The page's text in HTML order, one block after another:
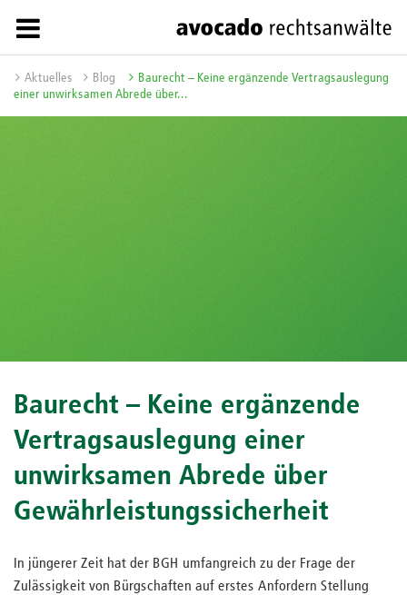
Aktuelles Blog
Baurecht – Keine ergänzende Vertragsauslegung
einer unwirksamen Abrede über...
Baurecht – Keine ergänzende
Vertragsauslegung einer
unwirksamen Abrede über
Gewährleistungssicherheit
In jüngerer Zeit hat der BGH umfangreich zu der Frage der
Zulässigkeit von Bürgschaften auf erstes Anfordern Stellung